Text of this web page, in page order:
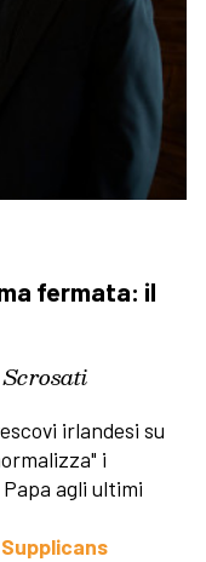
fermata: il
irlandesi su
i
agli ultimi